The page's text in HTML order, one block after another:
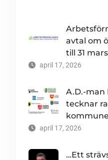
avtal om
till 31
april 17, 2026
A.D.-man
tecknar
april 17, 2026
…Ett